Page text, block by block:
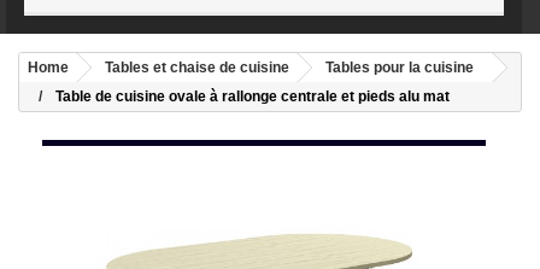
Home Tables et chaise de cuisine
Tables pour la cuisine
Table de cuisine ovale à rallonge centrale et pieds alu mat